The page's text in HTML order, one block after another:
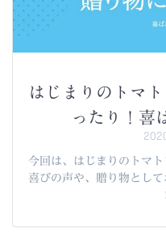
はじまりのトマ
ったり！喜
今回は、はじまりのトマ
喜びの声や、贈り物とし